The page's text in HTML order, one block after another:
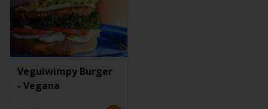
Veguiwimpy Burger
- Vegana